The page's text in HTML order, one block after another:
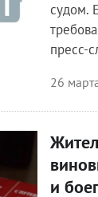
судом.
пресс-
26
и